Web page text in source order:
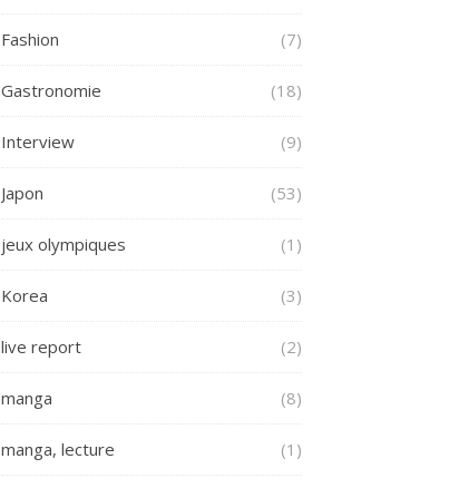
Fashion (7)
Gastronomie (18)
Interview (9)
Japon (53)
jeux olympiques (1)
Korea (3)
live report (2)
manga (8)
manga, lecture (1)